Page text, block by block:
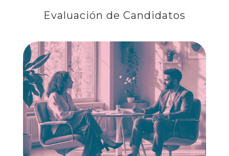
Evaluación de Candidatos
PRECISIÓN DE ENTREVISTAS